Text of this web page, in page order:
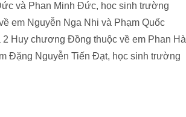
và Phan Minh Đức, học sinh trường
em Nguyễn Nga Nhi và Phạm Quốc
Huy chương Đồng thuộc về em Phan Hà
Đặng Nguyễn Tiến Đạt, học sinh trường